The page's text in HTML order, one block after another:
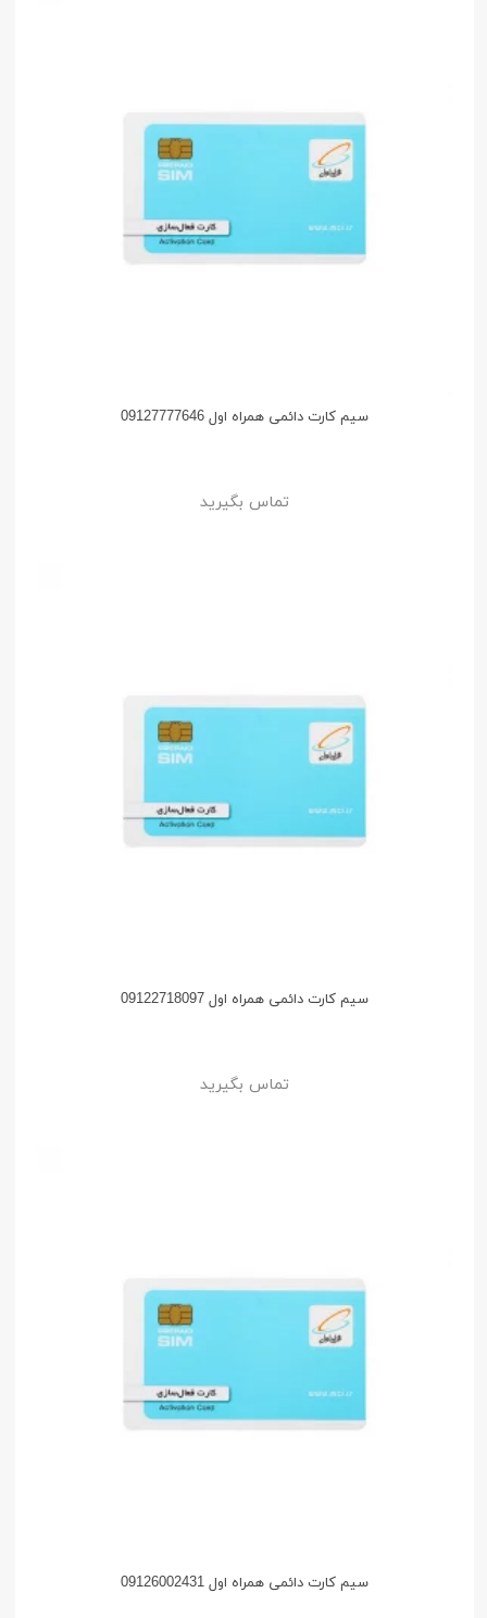
سیم کارت دائمی همراه اول 09127777646
تماس بگیرید
سیم کارت دائمی همراه اول 09122718097
تماس بگیرید
سیم کارت دائمی همراه اول 09126002431